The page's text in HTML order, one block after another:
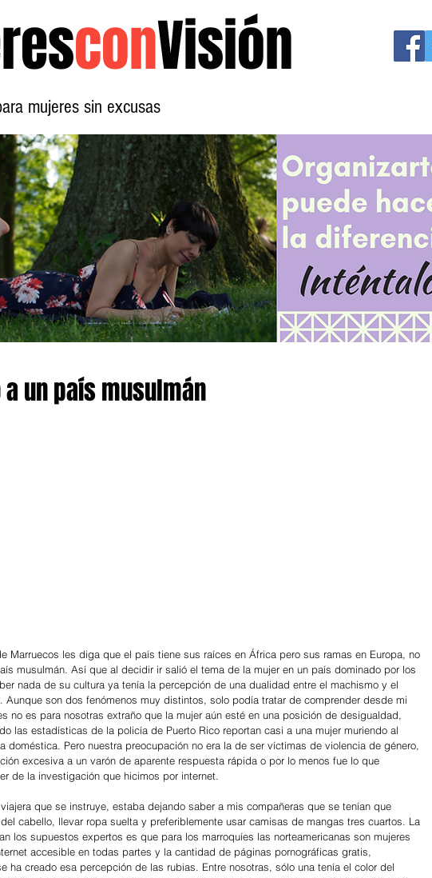
conVisión
mujeres sin excusas
un país musulmán
Marruecos les diga que el país tiene sus raíces en África pero sus ramas en Europa, no
musulmán. Así que al decidir ir salió el tema de la mujer en un país dominado por los
nada de su cultura ya tenía la percepción de una dualidad entre el machismo y el
Aunque son dos fenómenos muy distintos, solo podía tratar de comprender desde mi
no es para nosotras extraño que la mujer aún esté en una posición de desigualdad,
las estadísticas de la policía de Puerto Rico reportan casi a una mujer muriendo al
doméstica. Pero nuestra preocupación no era la de ser víctimas de violencia de género,
excesiva a un varón de aparente respuesta rápida o por lo menos fue lo que
de la investigación que hicimos por internet.
que se instruye, estaba dejando saber a mis compañeras que se tenían que
cabello, llevar ropa suelta y preferiblemente usar camisas de mangas tres cuartos. La
los supuestos expertos es que para los marroquíes las norteamericanas son mujeres
accesible en todas partes y la cantidad de páginas pornográficas gratis,
ha creado esa percepción de las rubias. Entre nosotras, sólo una tenía el color del